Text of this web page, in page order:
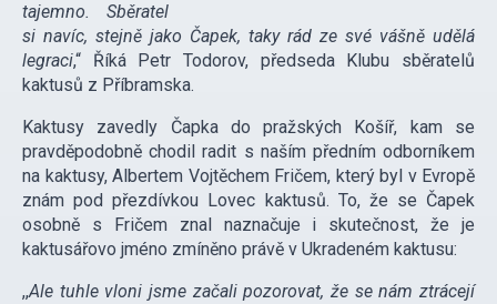
tajemno. Sběratel
si navíc, stejně jako Čapek, taky rád ze své vášně udělá
legraci,“ Říká Petr Todorov, předseda Klubu sběratelů
kaktusů z Příbramska.
Kaktusy zavedly Čapka do pražských Košíř, kam se
pravděpodobně chodil radit s naším předním odborníkem
na kaktusy, Albertem Vojtěchem Fričem, který byl v Evropě
znám pod přezdívkou Lovec kaktusů. To, že se Čapek
osobně s Fričem znal naznačuje i skutečnost, že je
kaktusářovo jméno zmíněno právě v Ukradeném kaktusu:
,,Ale tuhle vloni jsme začali pozorovat, že se nám ztrácejí